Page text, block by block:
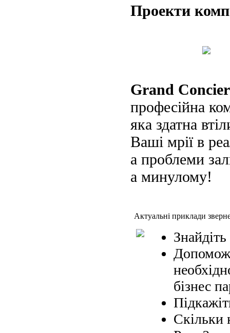
Проекти
Grand
професійна
яка здатна
Ваші мрії в
а проблеми
а минулому!
Актуальні приклади
бізнес
Скільки